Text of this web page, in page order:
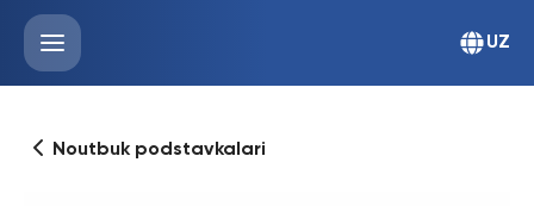
UZ
Noutbuk podstavkalari